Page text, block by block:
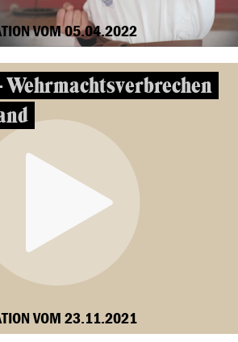
VOM 05.04.2022
VOM 23.11.2021